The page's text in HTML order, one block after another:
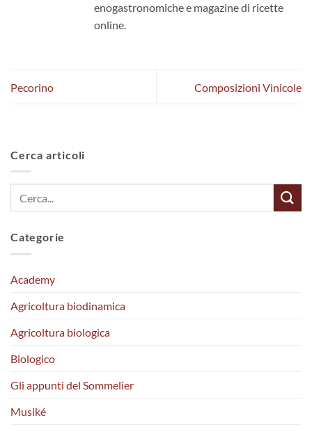
enogastronomiche e magazine di ricette
online.
Pecorino Composizioni Vinicole
Cerca articoli
Categorie
Academy
Agricoltura biodinamica
Agricoltura biologica
Biologico
Gli appunti del Sommelier
Musiké